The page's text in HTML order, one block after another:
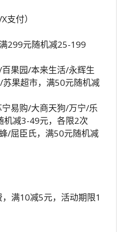
付）
299元随机减25-199
果园/本来生活/永辉生
果超市，满50元随机减
易购/大商天狗/万宁/乐
机减3-49元，各限2次
/屈臣氏，满50元随机减
满10减5元，活动期限1